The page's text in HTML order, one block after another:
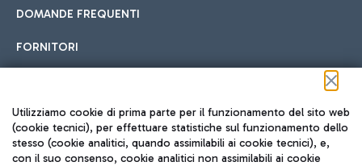
DOMANDE FREQUENTI
FORNITORI
Seguici sui social
Utilizziamo cookie di prima parte per il funzionamento del sito web
(cookie tecnici), per effettuare statistiche sul funzionamento dello
stesso (cookie analitici, quando assimilabili ai cookie tecnici), e,
con il suo consenso, cookie analitici non assimilabili ai cookie